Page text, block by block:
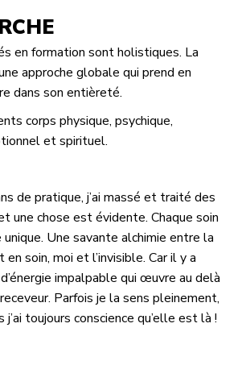
en formation sont holistiques. La
approche globale qui prend en
dans son entièreté.
corps physique, psychique,
et spirituel.
de pratique, j’ai massé et traité des
une chose est évidente. Chaque soin
Une savante alchimie entre la
soin, moi et l’invisible. Car il y a
impalpable qui œuvre au delà
Parfois je la sens pleinement,
j’ai toujours conscience qu’elle est là !